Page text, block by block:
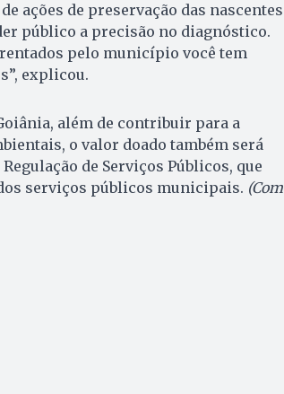
ações de preservação das nascentes
público a precisão no diagnóstico.
pelo município você tem
explicou.
além de contribuir para a
o valor doado também será
de Serviços Públicos, que
serviços públicos municipais. (Com